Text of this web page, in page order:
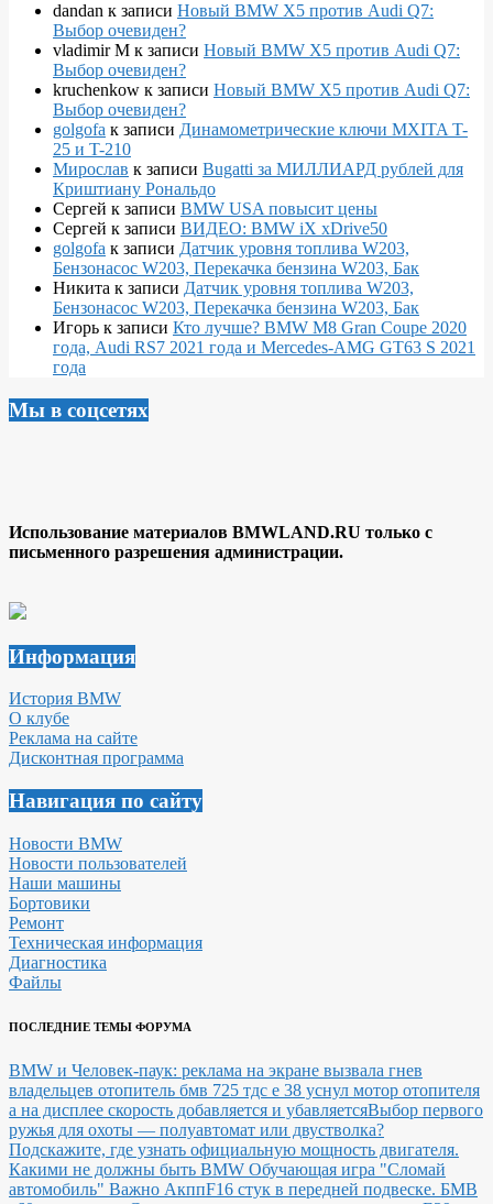
dandan к записи Новый BMW X5 против Audi Q7:
Выбор очевиден?
vladimir M к записи Новый BMW X5 против Audi Q7:
Выбор очевиден?
kruchenkow к записи Новый BMW X5 против Audi Q7:
Выбор очевиден?
golgofa к записи Динамометрические ключи MXITA T-
25 и T-210
Мирослав к записи Bugatti за МИЛЛИАРД рублей для
Криштиану Рональдо
Сергей к записи BMW USA повысит цены
Сергей к записи ВИДЕО: BMW iX xDrive50
golgofa к записи Датчик уровня топлива W203,
Бензонасос W203, Перекачка бензина W203, Бак
Никита к записи Датчик уровня топлива W203,
Бензонасос W203, Перекачка бензина W203, Бак
Игорь к записи Кто лучше? BMW M8 Gran Coupe 2020
года, Audi RS7 2021 года и Mercedes-AMG GT63 S 2021
года
Мы в соцсетях
Использование материалов BMWLAND.RU только с
письменного разрешения администрации.
Информация
История BMW
О клубе
Реклама на сайте
Дисконтная программа
Навигация по сайту
Новости BMW
Новости пользователей
Наши машины
Бортовики
Ремонт
Техническая информация
Диагностика
Файлы
ПОСЛЕДНИЕ ТЕМЫ ФОРУМА
BMW и Человек-паук: реклама на экране вызвала гнев
владельцев отопитель бмв 725 тдс е 38 уснул мотор отопителя
а на дисплее скорость добавляется и убавляетсяВыбор первого
ружья для охоты — полуавтомат или двустволка?
Подскажите, где узнать официальную мощность двигателя.
Какими не должны быть BMW Обучающая игра "Сломай
автомобиль" Важно АкппF16 стук в передней подвеске. БМВ